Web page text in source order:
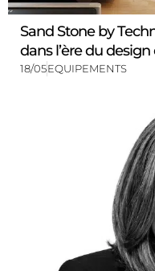
Sand Stone by
dans l’ère du design
18/05EQUIPEMENTS